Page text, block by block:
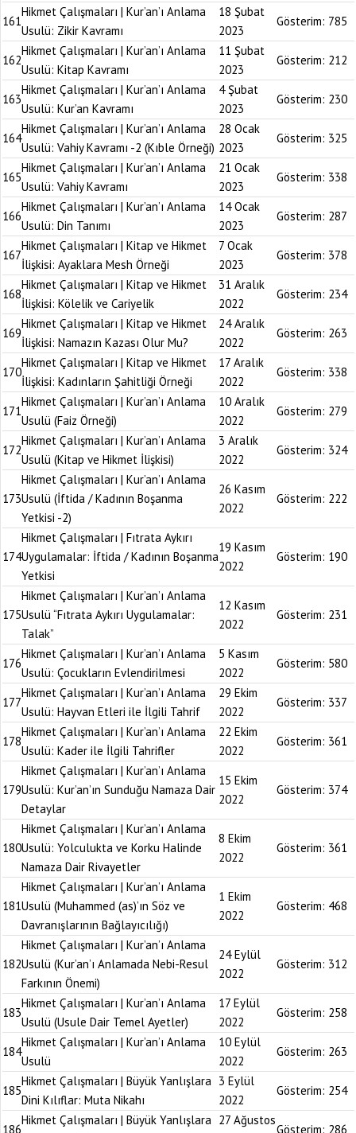
161
Hikmet Çalışmaları | Kur’an’ı Anlama
Usulü: Zikir Kavramı
18 Şubat
2023
Gösterim: 785
162
Hikmet Çalışmaları | Kur’an’ı Anlama
Usulü: Kitap Kavramı
11 Şubat
2023
Gösterim: 212
163
Hikmet Çalışmaları | Kur’an’ı Anlama
Usulü: Kur’an Kavramı
4 Şubat
2023
Gösterim: 230
164
Hikmet Çalışmaları | Kur’an’ı Anlama
Usulü: Vahiy Kavramı -2 (Kıble Örneği)
28 Ocak
2023
Gösterim: 325
165
Hikmet Çalışmaları | Kur’an’ı Anlama
Usulü: Vahiy Kavramı
21 Ocak
2023
Gösterim: 338
166
Hikmet Çalışmaları | Kur’an’ı Anlama
Usulü: Din Tanımı
14 Ocak
2023
Gösterim: 287
167
Hikmet Çalışmaları | Kitap ve Hikmet
İlişkisi: Ayaklara Mesh Örneği
7 Ocak
2023
Gösterim: 378
168
Hikmet Çalışmaları | Kitap ve Hikmet
İlişkisi: Kölelik ve Cariyelik
31 Aralık
2022
Gösterim: 234
169
Hikmet Çalışmaları | Kitap ve Hikmet
İlişkisi: Namazın Kazası Olur Mu?
24 Aralık
2022
Gösterim: 263
170
Hikmet Çalışmaları | Kitap ve Hikmet
İlişkisi: Kadınların Şahitliği Örneği
17 Aralık
2022
Gösterim: 338
171
Hikmet Çalışmaları | Kur’an’ı Anlama
Usulü (Faiz Örneği)
10 Aralık
2022
Gösterim: 279
172
Hikmet Çalışmaları | Kur’an’ı Anlama
Usulü (Kitap ve Hikmet İlişkisi)
3 Aralık
2022
Gösterim: 324
173
Hikmet Çalışmaları | Kur’an’ı Anlama
Usulü (İftida / Kadının Boşanma
Yetkisi -2)
26 Kasım
2022
Gösterim: 222
174
Hikmet Çalışmaları | Fıtrata Aykırı
Uygulamalar: İftida / Kadının Boşanma
Yetkisi
19 Kasım
2022
Gösterim: 190
175
Hikmet Çalışmaları | Kur’an’ı Anlama
Usulü “Fıtrata Aykırı Uygulamalar:
Talak”
12 Kasım
2022
Gösterim: 231
176
Hikmet Çalışmaları | Kur’an’ı Anlama
Usulü: Çocukların Evlendirilmesi
5 Kasım
2022
Gösterim: 580
177
Hikmet Çalışmaları | Kur’an’ı Anlama
Usulü: Hayvan Etleri ile İlgili Tahrif
29 Ekim
2022
Gösterim: 337
178
Hikmet Çalışmaları | Kur’an’ı Anlama
Usulü: Kader ile İlgili Tahrifler
22 Ekim
2022
Gösterim: 361
179
Hikmet Çalışmaları | Kur’an’ı Anlama
Usulü: Kur’an’ın Sunduğu Namaza Dair
Detaylar
15 Ekim
2022
Gösterim: 374
180
Hikmet Çalışmaları | Kur’an’ı Anlama
Usulü: Yolculukta ve Korku Halinde
Namaza Dair Rivayetler
8 Ekim
2022
Gösterim: 361
181
Hikmet Çalışmaları | Kur’an’ı Anlama
Usulü (Muhammed (as)’ın Söz ve
Davranışlarının Bağlayıcılığı)
1 Ekim
2022
Gösterim: 468
182
Hikmet Çalışmaları | Kur’an’ı Anlama
Usulü (Kur’an’ı Anlamada Nebi-Resul
Farkının Önemi)
24 Eylül
2022
Gösterim: 312
183
Hikmet Çalışmaları | Kur’an’ı Anlama
Usulü (Usule Dair Temel Ayetler)
17 Eylül
2022
Gösterim: 258
184
Hikmet Çalışmaları | Kur’an’ı Anlama
Usulü
10 Eylül
2022
Gösterim: 263
185
Hikmet Çalışmaları | Büyük Yanlışlara
Dini Kılıflar: Muta Nikahı
3 Eylül
2022
Gösterim: 254
186
Hikmet Çalışmaları | Büyük Yanlışlara 27 Ağustos
Gösterim: 286